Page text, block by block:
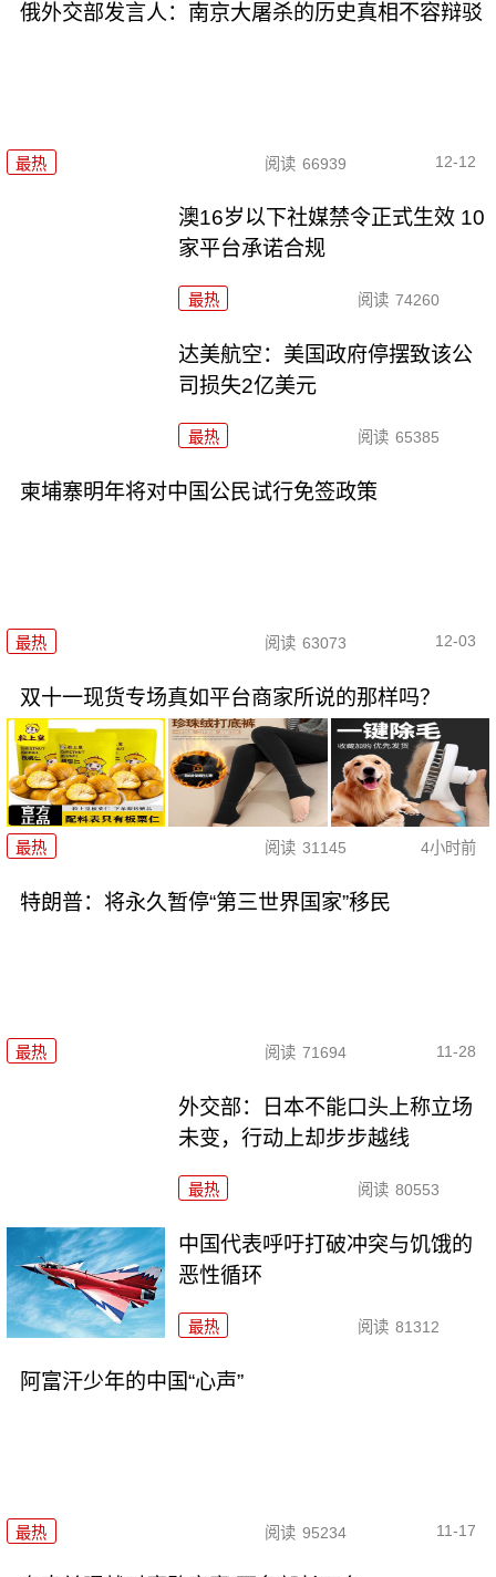
俄外交部发言人：南京大屠杀的历史真相不容辩驳
最热 阅读 66939 12-12
澳16岁以下社媒禁令正式生效 10
家平台承诺合规
最热 阅读 74260
达美航空：美国政府停摆致该公
司损失2亿美元
最热 阅读 65385
柬埔寨明年将对中国公民试行免签政策
最热 阅读 63073 12-03
双十一现货专场真如平台商家所说的那样吗？
最热 阅读 31145 4小时前
特朗普：将永久暂停“第三世界国家”移民
最热 阅读 71694 11-28
外交部：日本不能口头上称立场
未变，行动上却步步越线
最热 阅读 80553
中国代表呼吁打破冲突与饥饿的
恶性循环
最热 阅读 81312
阿富汗少年的中国“心声”
最热 阅读 95234 11-17